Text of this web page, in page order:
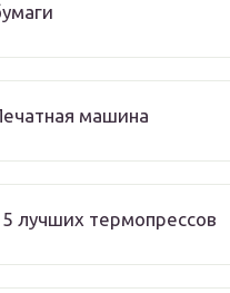
машина
лучших термопрессов